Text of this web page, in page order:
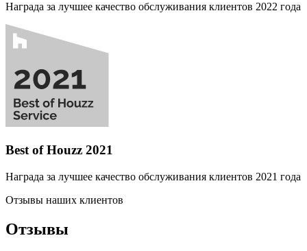
Награда за лучшее качество обслуживания клиентов 2022 года
Best of Houzz 2021
Награда за лучшее качество обслуживания клиентов 2021 года
Отзывы наших клиентов
Отзывы